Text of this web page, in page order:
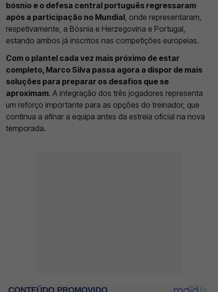
bósnio e o defesa central português regressaram
após a participação no Mundial , onde representaram,
respetivamente, a Bósnia e Herzegovina e Portugal,
estando ambos já inscritos nas competições europeias.
Com o plantel cada vez mais próximo de estar
completo, Marco Silva passa agora a dispor de mais
soluções para preparar os desafios que se
aproximam. A integração dos três jogadores representa
um reforço importante para as opções do treinador, que
continua a afinar a equipa antes da estreia oficial na nova
temporada.